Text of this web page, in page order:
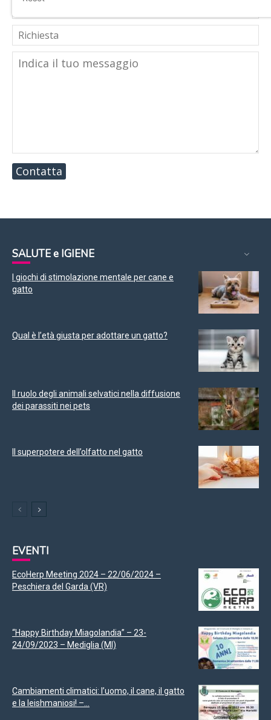
Contatta
SALUTE e IGIENE
I giochi di stimolazione mentale per cane e
gatto
Qual è l’età giusta per adottare un gatto?
Il ruolo degli animali selvatici nella diffusione
dei parassiti nei pets
Il superpotere dell’olfatto nel gatto
EVENTI
EcoHerp Meeting 2024 – 22/06/2024 –
Peschiera del Garda (VR)
“Happy Birthday Miagolandia” – 23-
24/09/2023 – Mediglia (MI)
Cambiamenti climatici: l’uomo, il cane, il gatto
e la leishmaniosi! –...